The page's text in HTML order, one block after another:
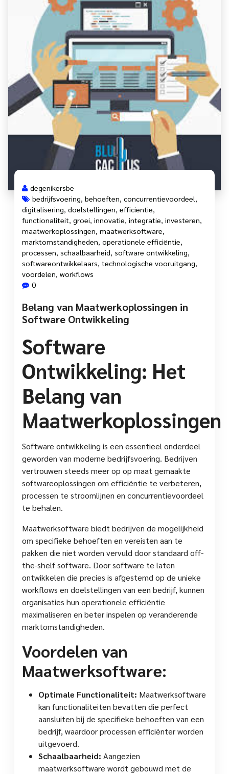
degenikersbe
bedrijfsvoering, behoeften, concurrentievoordeel,
digitalisering, doelstellingen, efficiëntie,
functionaliteit, groei, innovatie, integratie, investeren,
maatwerkoplossingen, maatwerksoftware,
marktomstandigheden, operationele efficiëntie,
processen, schaalbaarheid, software ontwikkeling,
softwareontwikkelaars, technologische vooruitgang,
voordelen, workflows
0
Belang van Maatwerkoplossingen in
Software Ontwikkeling
Software
Ontwikkeling: Het
Belang van
Maatwerkoplossingen
Software ontwikkeling is een essentieel onderdeel
geworden van moderne bedrijfsvoering. Bedrijven
vertrouwen steeds meer op op maat gemaakte
softwareoplossingen om efficiëntie te verbeteren,
processen te stroomlijnen en concurrentievoordeel
te behalen.
Maatwerksoftware biedt bedrijven de mogelijkheid
om specifieke behoeften en vereisten aan te
pakken die niet worden vervuld door standaard off-
the-shelf software. Door software te laten
ontwikkelen die precies is afgestemd op de unieke
workflows en doelstellingen van een bedrijf, kunnen
organisaties hun operationele efficiëntie
maximaliseren en beter inspelen op veranderende
marktomstandigheden.
Voordelen van
Maatwerksoftware:
Optimale Functionaliteit: Maatwerksoftware
kan functionaliteiten bevatten die perfect
aansluiten bij de specifieke behoeften van een
bedrijf, waardoor processen efficiënter worden
uitgevoerd.
Schaalbaarheid: Aangezien
maatwerksoftware wordt gebouwd met de